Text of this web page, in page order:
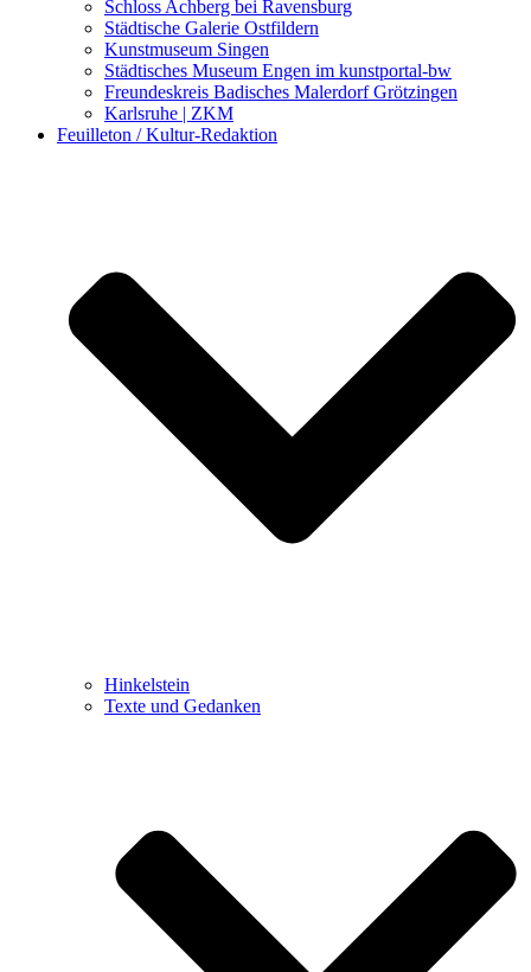
Schloss Achberg bei Ravensburg
Städtische Galerie Ostfildern
Kunstmuseum Singen
Städtisches Museum Engen im kunstportal-bw
Freundeskreis Badisches Malerdorf Grötzingen
Karlsruhe | ZKM
Feuilleton / Kultur-Redaktion
Hinkelstein
Texte und Gedanken